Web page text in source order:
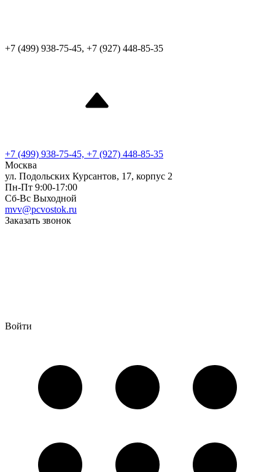
+7 (499) 938-75-45, +7 (927) 448-85-35
+7 (499) 938-75-45, +7 (927) 448-85-35
Москва
ул. Подольских Курсантов, 17, корпус 2
Пн-Пт 9:00-17:00
Сб-Вс Выходной
mvv@pcvostok.ru
Заказать звонок
Войти